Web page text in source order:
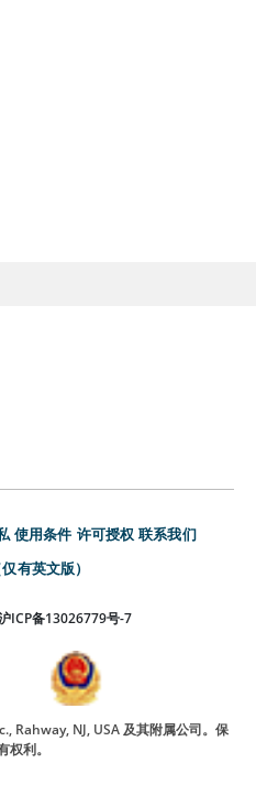
使用条件 许可授权 联系我们
有英文版）
ICP备13026779号-7
Rahway, NJ, USA 及其附属公司。保
权利。